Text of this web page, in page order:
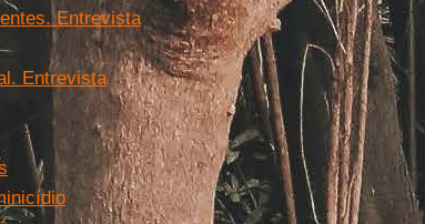
Entrevista
Entrevista